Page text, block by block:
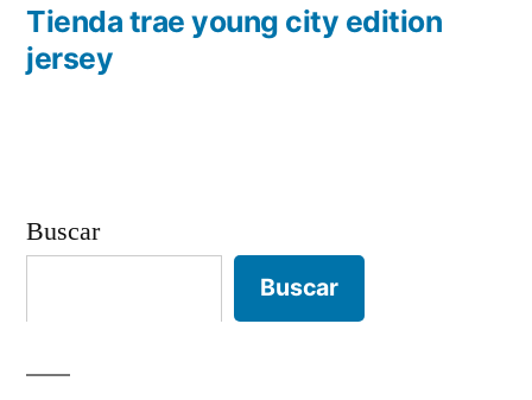
entradas
anterior:
Tienda trae young city edition
jersey
Buscar
Buscar